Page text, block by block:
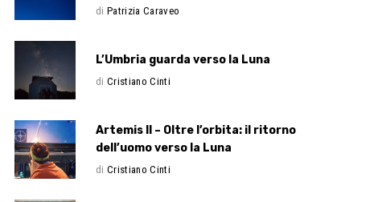
di Patrizia Caraveo
L’Umbria guarda verso la Luna
di Cristiano Cinti
Artemis II – Oltre l’orbita: il ritorno
dell’uomo verso la Luna
di Cristiano Cinti